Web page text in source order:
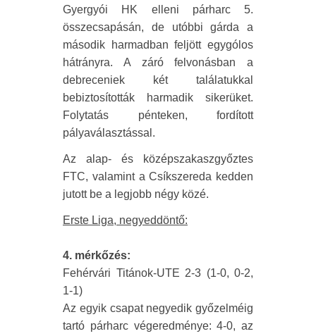
Gyergyói HK elleni párharc 5.
összecsapásán, de utóbbi gárda a
második harmadban feljött egygólos
hátrányra. A záró felvonásban a
debreceniek két találatukkal
bebiztosították harmadik sikerüket.
Folytatás pénteken, fordított
pályaválasztással.
Az alap- és középszakaszgyőztes
FTC, valamint a Csíkszereda kedden
jutott be a legjobb négy közé.
Erste Liga, negyeddöntő:
4. mérkőzés:
Fehérvári Titánok-UTE 2-3 (1-0, 0-2,
1-1)
Az egyik csapat negyedik győzelméig
tartó párharc végeredménye: 4-0, az